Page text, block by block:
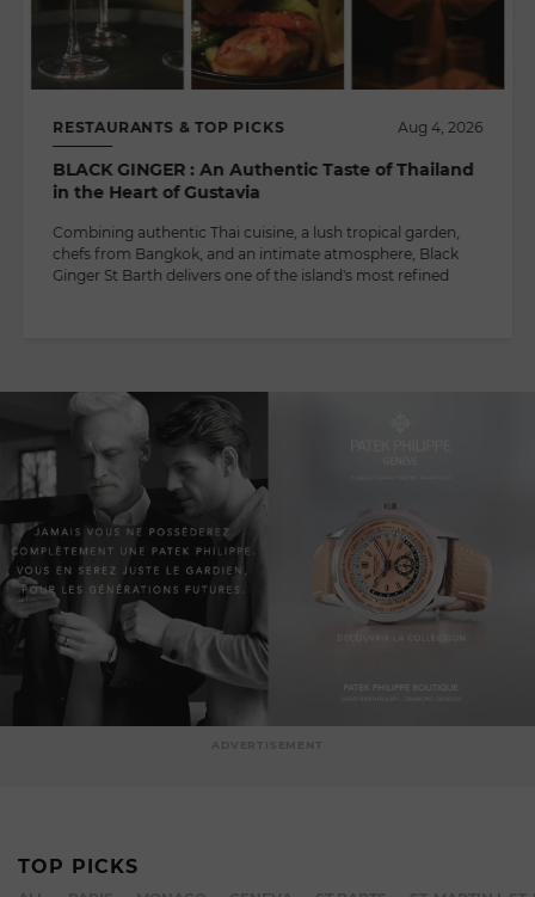
RESTAURANTS & TOP PICKS Aug 4, 2026
BLACK GINGER : An Authentic Taste of Thailand
in the Heart of Gustavia
Combining authentic Thai cuisine, a lush tropical garden,
chefs from Bangkok, and an intimate atmosphere, Black
Ginger St Barth delivers one of the island's most refined
TOP PICKS